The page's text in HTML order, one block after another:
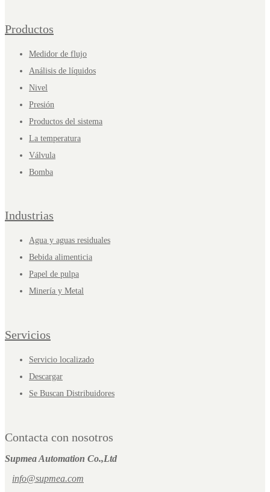
Productos
Medidor de flujo
Análisis de líquidos
Nivel
Presión
Productos del sistema
La temperatura
Válvula
Bomba
Industrias
Agua y aguas residuales
Bebida alimenticia
Papel de pulpa
Minería y Metal
Servicios
Servicio localizado
Descargar
Se Buscan Distribuidores
Contacta con nosotros
Supmea Automation Co.,Ltd
info@supmea.com